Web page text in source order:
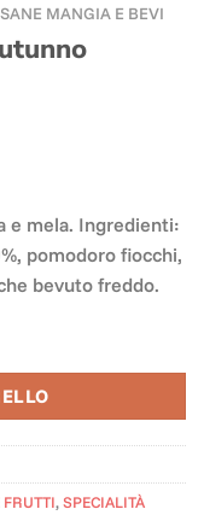
MANGIA E BEVI
e mela. Ingredienti:
pomodoro fiocchi,
bevuto freddo.
FRUTTI,SPECIALITÀ